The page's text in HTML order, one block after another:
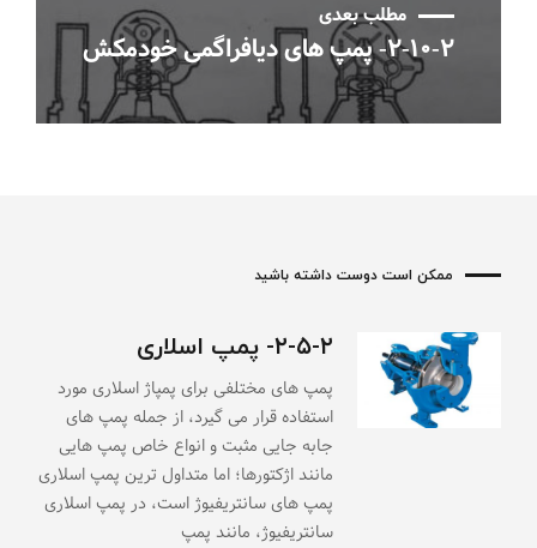
مطلب بعدی
۲-۱۰-۲- پمپ های دیافراگمی خودمکش
ممکن است دوست داشته باشید
۲-۵-۲- پمپ اسلاری
پمپ های مختلفی برای پمپاژ اسلاری مورد
استفاده قرار می گیرد، از جمله پمپ های
جابه جایی مثبت و انواع خاص پمپ هایی
مانند اژکتورها؛ اما متداول ترین پمپ اسلاری
پمپ های سانتریفیوژ است، در پمپ اسلاری
سانتریفیوژ، مانند پمپ